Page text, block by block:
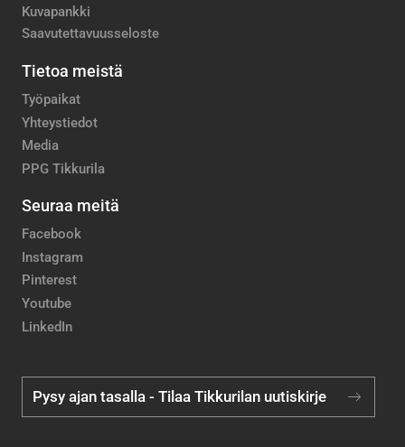
Kuvapankki
Saavutettavuusseloste
Tietoa meistä
Työpaikat
Yhteystiedot
Media
PPG Tikkurila
Seuraa meitä
Facebook
Instagram
Pinterest
Youtube
LinkedIn
Pysy ajan tasalla - Tilaa Tikkurilan uutiskirje